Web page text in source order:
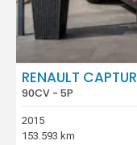
RENAULT CAPTUR
90CV - 5P
2015
153.593 km